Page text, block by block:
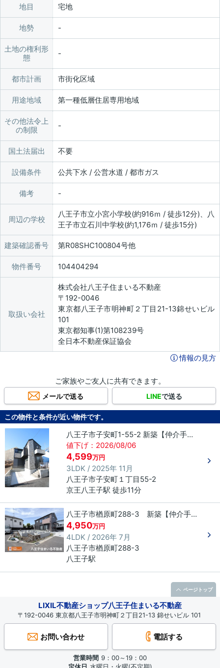
地目 宅地
地勢
土地の権利形
態
都市計画 市街化区域
用途地域 第一種低層住居専用地域
その他法令上
の制限
国土法届出 不要
設備条件 公共下水 / 公営水道 / 都市ガス
備考
周辺の学校
八王子市立小宮小学校(約916ｍ / 徒歩12分)、八
王子市立石川中学校(約1,176ｍ / 徒歩15分)
建築確認番号 第R08SHC100804号他
物件番号 104404294
取扱い会社
株式会社八王子住まいる不動産
〒192-0046
東京都八王子市明神町２丁目21-13錦せいビル
101
東京都知事(1)第108239号
全日本不動産保証協会
情報の見方
ご家族やご友人に共有できます。
メールで送る LINEで送る
この物件と条件が近い物件です。
八王子市子安町1-55-2 新築【仲介手数料無料】
値下げ：2026/08/06
4,599万円
3LDK / 2025年 11月
八王子市子安町 １丁目 55-2
京王八王子駅 徒歩11分
八王子市楢原町288-3 新築【仲介手数料無料】
4,950万円
4LDK / 2026年 7月
八王子市楢原町288-3
八王子駅
LIXIL不動産ショップ八王子住まいる不動産
〒192-0046 東京都八王子市明神町２丁目21-13 錦せいビル 101
お問い合わせ 電話する
営業時間 9：00～19：00
ページトップ